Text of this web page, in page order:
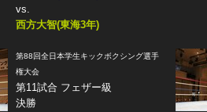
vs.
西方大智(東海3年)
第88回全日本学生キックボクシング選手
権大会
第11試合 フェザー級
決勝